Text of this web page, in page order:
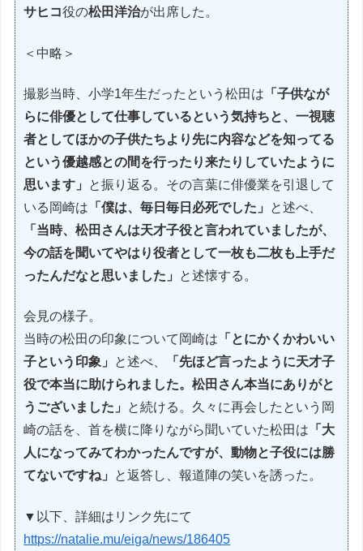
サヒコ役の松田洋治が出席した。
＜中略＞
撮影当時、小学1年生だったという松田は 「子供なが
らに俳優として仕事しているという気持ちと、一視聴
者としてほかの子供たちより先に内容などを知ってる
という優越感との間を行ったり来たりしていたように
思います」
と振り返る。その言葉に俳優業を引退して
いる岡崎は 「僕は、毎日毎日必死でした」
と述べ、
「当時、松田さんは天才子役と言われていましたが、
今の話を聞いてやはり役者として一枚も二枚も上手だ
ったんだなと思いました」
と述懐する。
会見の様子。
当時の松田の印象について岡崎は 「とにかくかわいい
子という印象」
と述べ、
「先ほど言ったように天才子
役で本当に助けられました。松田さん本当にありがと
うございました」
と続ける。久々に再会したという岡
崎の話を、首を横に降りながら聞いていた松田は 「大
人になってみてわかったんですが、動物と子役には勝
てないですね」
と返答し、報道陣の笑いを誘った。
▼以下、詳細はリンク先にて
https://natalie.mu/eiga/news/186405